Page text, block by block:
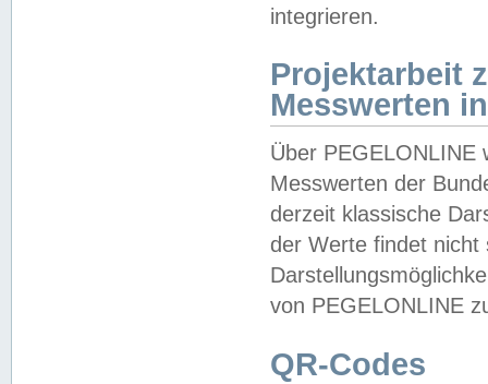
integrieren.
Projektarbeit
Messwerten
Über PEGELONLINE
Messwerten der
derzeit klassische
der Werte findet
von PEGELONLINE
QR-Codes